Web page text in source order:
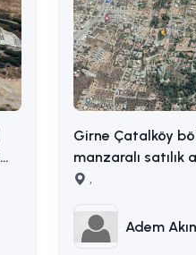
Girne Çatalköy
manzaralı satılık
ADEM AKIN :
,
Adem Akın